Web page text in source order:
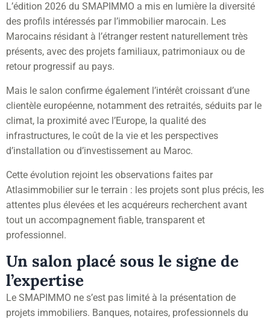
L’édition 2026 du SMAPIMMO a mis en lumière la diversité
des profils intéressés par l’immobilier marocain. Les
Marocains résidant à l’étranger restent naturellement très
présents, avec des projets familiaux, patrimoniaux ou de
retour progressif au pays.
Mais le salon confirme également l’intérêt croissant d’une
clientèle européenne, notamment des retraités, séduits par le
climat, la proximité avec l’Europe, la qualité des
infrastructures, le coût de la vie et les perspectives
d’installation ou d’investissement au Maroc.
Cette évolution rejoint les observations faites par
Atlasimmobilier sur le terrain : les projets sont plus précis, les
attentes plus élevées et les acquéreurs recherchent avant
tout un accompagnement fiable, transparent et
professionnel.
Un salon placé sous le signe de
l’expertise
Le SMAPIMMO ne s’est pas limité à la présentation de
projets immobiliers. Banques, notaires, professionnels du